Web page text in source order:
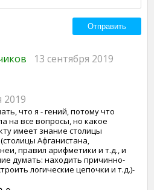
13 сентября 2019
2019
что я - гений, потому что
на все вопросы, но какое
имеет знание столицы
Афганистана,
правил арифметики и т.д., и
думать: находить причинно-
логические цепочки и т.д.)-